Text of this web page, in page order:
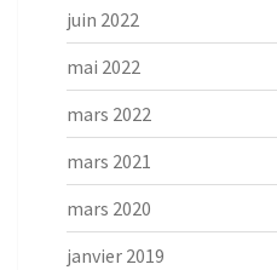
juin 2022
mai 2022
mars 2022
mars 2021
mars 2020
janvier 2019